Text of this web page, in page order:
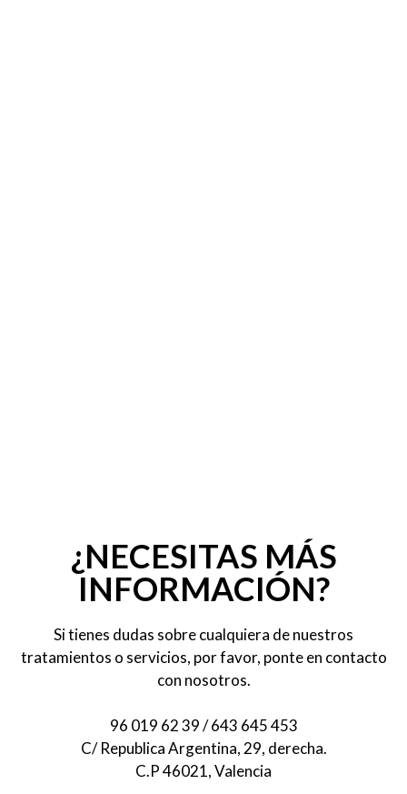
¿NECESITAS MÁS
INFORMACIÓN?
Si tienes dudas sobre cualquiera de nuestros
tratamientos o servicios, por favor, ponte en contacto
con nosotros.
96 019 62 39/643 645 453
C/ Republica Argentina, 29, derecha.
C.P 46021, Valencia